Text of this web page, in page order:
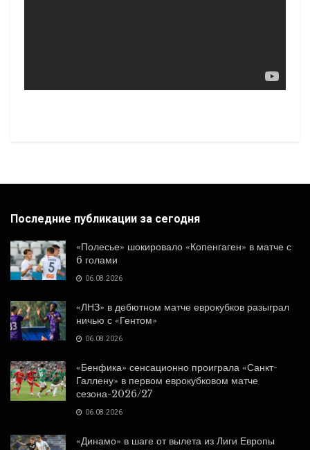
Последние публикации за сегодня
«Полесье» шокировало «Копенгаген» в матче с
6 голами
06.08.2026
«ЛНЗ» в дебютном матче еврокубков разыграл
ничью с «Гентом»
06.08.2026
«Бенфика» сенсационно проиграла «Санкт-
Галлену» в первом еврокубковом матче
сезона-2026/27
06.08.2026
«Динамо» в шаге от вылета из Лиги Европы